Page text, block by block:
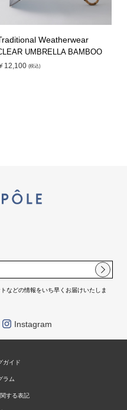
Weatherwear
UMBRELLA BAMBOO
12,100 (税込)
などの情報をいち早くお届けいたしま
Instagram
ガイド
ラム
する表記